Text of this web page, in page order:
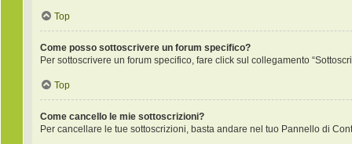
Top
Come posso sottoscrivere un forum specifico?
Per sottoscrivere un forum specifico, fare click sul collegamento
Top
Come cancello le mie sottoscrizioni?
Per cancellare le tue sottoscrizioni, basta andare nel tuo Pannello di